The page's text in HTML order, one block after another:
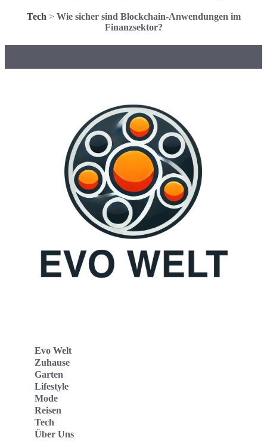
Tech > Wie sicher sind Blockchain-Anwendungen im
Finanzsektor?
Evo Welt
Zuhause
Garten
Lifestyle
Mode
Reisen
Tech
Über Uns